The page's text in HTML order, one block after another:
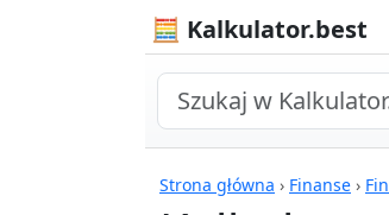
🧮 Kalkulator.best
Strona główna › Finanse ›
Kalkulatory